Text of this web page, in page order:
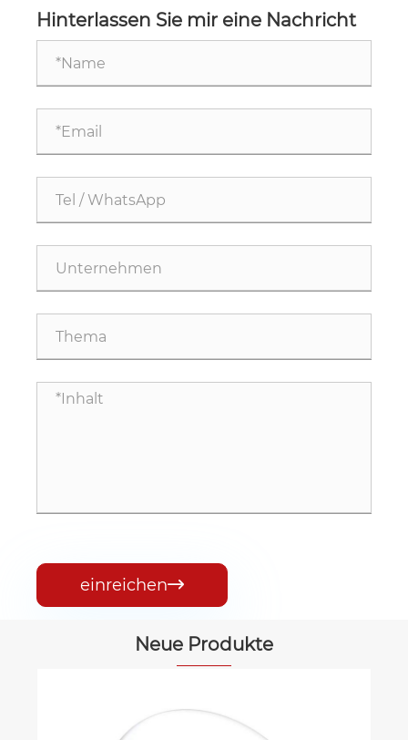
Hinterlassen Sie mir eine Nachricht
einreichen
Neue Produkte
CD-Player mit Lautsprechern